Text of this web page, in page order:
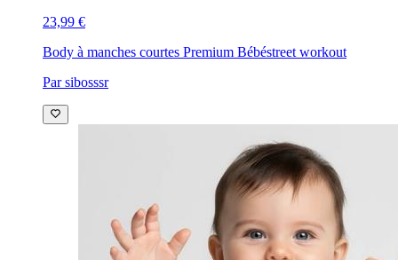
23,99 €
Body à manches courtes Premium Bébéstreet workout
Par sibosssr